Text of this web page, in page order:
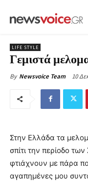
LIFE STYLE
Γεμιστά
By Newsvoice Team 10
Στην Ελλάδα τα
σπίτι την περίοδο
φτιάχνουν µε πάρα
αγαπημένες µου